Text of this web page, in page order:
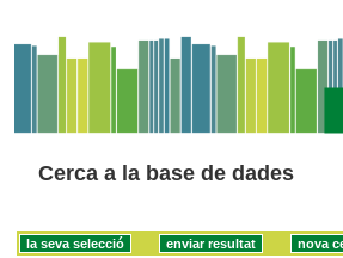
Cerca a la base de dades